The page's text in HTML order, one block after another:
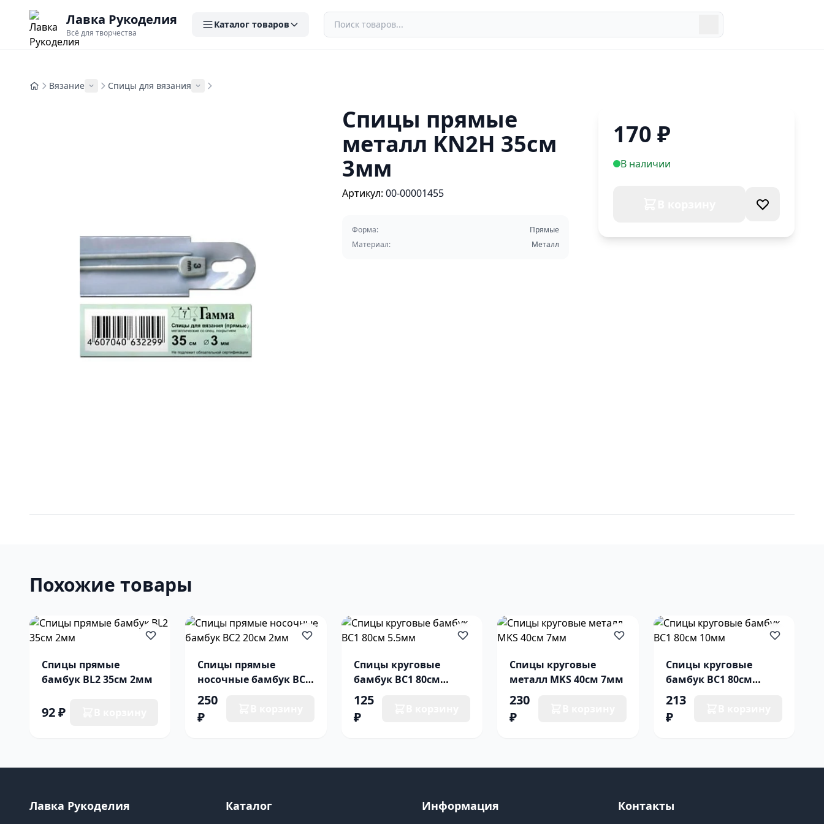
Лавка Рукоделия
Всё для творчества
Каталог товаров
Вязание Спицы для вязания
Спицы прямые
металл KN2H 35см
3мм
Артикул:00-00001455
Форма:
Прямые
Материал:
Металл
170 ₽
В наличии
Похожие товары
Спицы прямые
бамбук BL2 35см 2мм
92 ₽
Спицы прямые
носочные бамбук BC2
20см 2мм
250
₽
Спицы круговые
бамбук BC1 80см
5.5мм
125
₽
Спицы круговые
металл MKS 40см 7мм
230
₽
Спицы круговые
бамбук BC1 80см
10мм
213
₽
Лавка Рукоделия Каталог Информация Контакты